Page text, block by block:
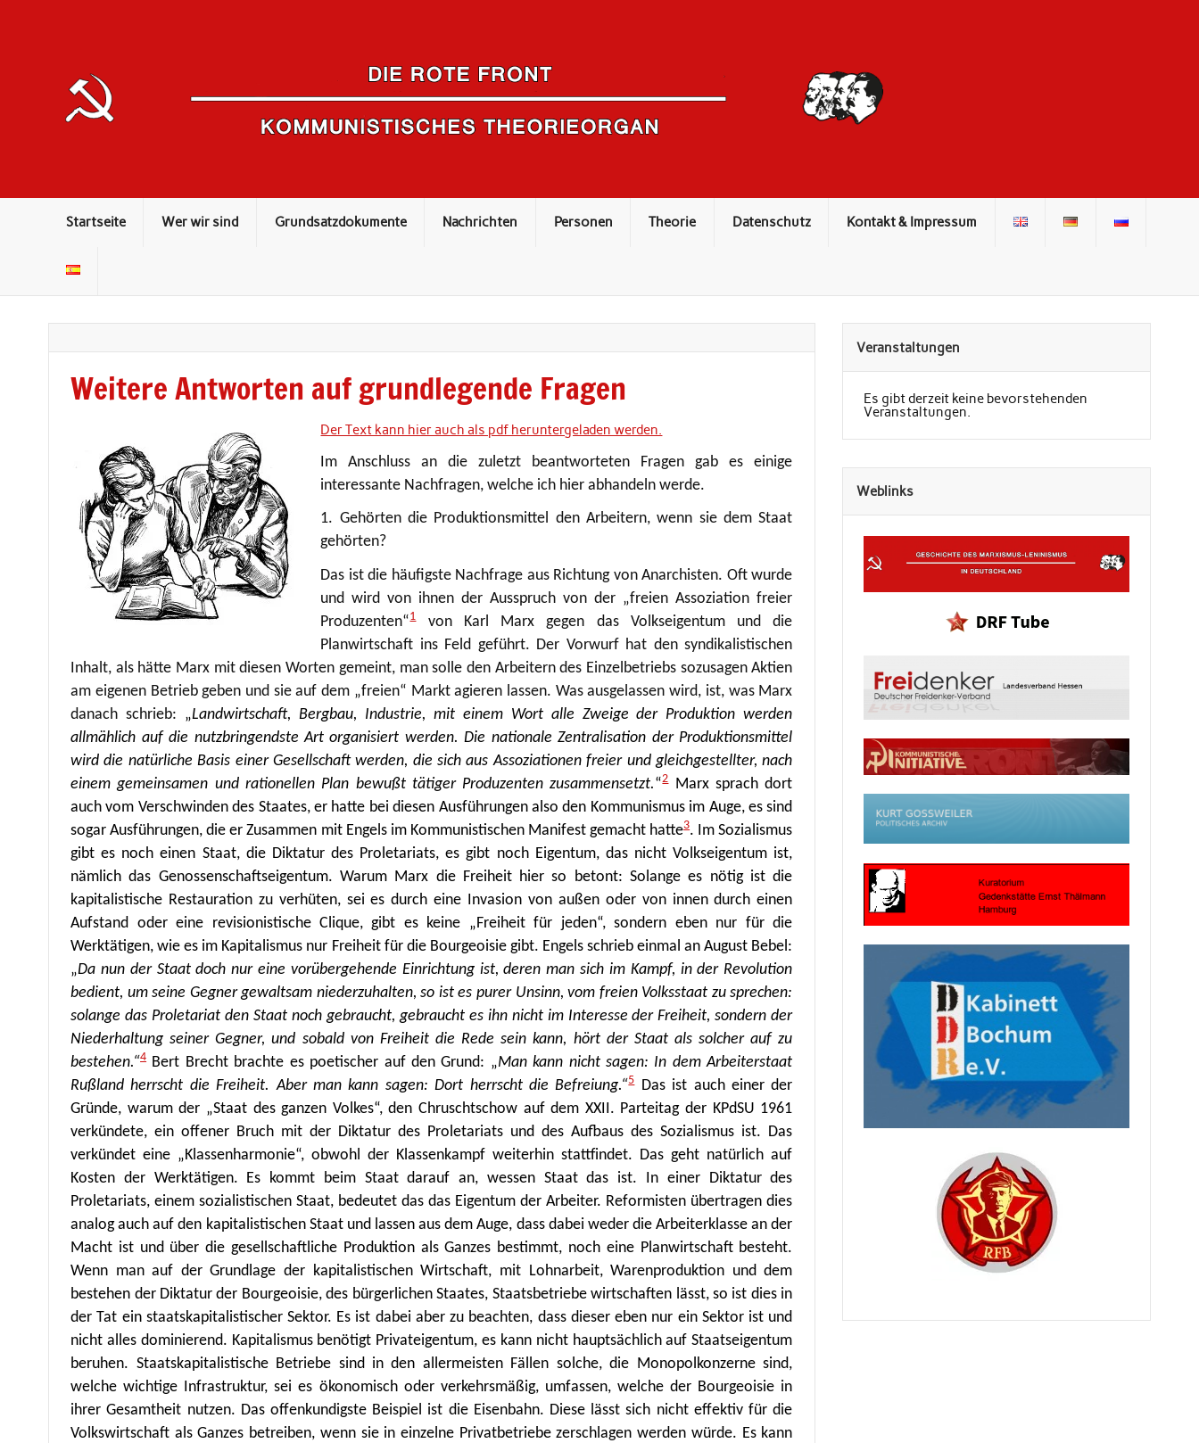
Startseite Wer wir sind Grundsatzdokumente Nachrichten Personen Theorie Datenschutz Kontakt & Impressum
Weitere Antworten auf grundlegende Fragen
Der Text kann hier auch als pdf heruntergeladen werden.
Im Anschluss an die zuletzt beantworteten Fragen gab es einige
interessante Nachfragen, welche ich hier abhandeln werde.
1. Gehörten die Produktionsmittel den Arbeitern, wenn sie dem Staat
gehörten?
Das ist die häufigste Nachfrage aus Richtung von Anarchisten. Oft wurde
und wird von ihnen der Ausspruch von der „freien Assoziation freier
Produzenten“1von Karl Marx gegen das Volkseigentum und die
Planwirtschaft ins Feld geführt. Der Vorwurf hat den syndikalistischen
Inhalt, als hätte Marx mit diesen Worten gemeint, man solle den Arbeitern des Einzelbetriebs sozusagen Aktien
am eigenen Betrieb geben und sie auf dem „freien“ Markt agieren lassen. Was ausgelassen wird, ist, was Marx
danach schrieb: „Landwirtschaft, Bergbau, Industrie, mit einem Wort alle Zweige der Produktion werden
allmählich auf die nutzbringendste Art organisiert werden. Die nationale Zentralisation der Produktionsmittel
wird die natürliche Basis einer Gesellschaft werden, die sich aus Assoziationen freier und gleichgestellter, nach
einem gemeinsamen und rationellen Plan bewußt tätiger Produzenten zusammensetzt.“2Marx sprach dort
auch vom Verschwinden des Staates, er hatte bei diesen Ausführungen also den Kommunismus im Auge, es sind
sogar Ausführungen, die er Zusammen mit Engels im Kommunistischen Manifest gemacht hatte3. Im Sozialismus
gibt es noch einen Staat, die Diktatur des Proletariats, es gibt noch Eigentum, das nicht Volkseigentum ist,
nämlich das Genossenschaftseigentum. Warum Marx die Freiheit hier so betont: Solange es nötig ist die
kapitalistische Restauration zu verhüten, sei es durch eine Invasion von außen oder von innen durch einen
Aufstand oder eine revisionistische Clique, gibt es keine „Freiheit für jeden“, sondern eben nur für die
Werktätigen, wie es im Kapitalismus nur Freiheit für die Bourgeoisie gibt. Engels schrieb einmal an August Bebel:
„Da nun der Staat doch nur eine vorübergehende Einrichtung ist, deren man sich im Kampf, in der Revolution
bedient, um seine Gegner gewaltsam niederzuhalten, so ist es purer Unsinn, vom freien Volksstaat zu sprechen:
solange das Proletariat den Staat noch gebraucht, gebraucht es ihn nicht im Interesse der Freiheit, sondern der
Niederhaltung seiner Gegner, und sobald von Freiheit die Rede sein kann, hört der Staat als solcher auf zu
bestehen.“4 Bert Brecht brachte es poetischer auf den Grund: „Man kann nicht sagen: In dem Arbeiterstaat
Rußland herrscht die Freiheit. Aber man kann sagen: Dort herrscht die Befreiung.“5
Das ist auch einer der
Gründe, warum der „Staat des ganzen Volkes“, den Chruschtschow auf dem XXII. Parteitag der KPdSU 1961
verkündete, ein offener Bruch mit der Diktatur des Proletariats und des Aufbaus des Sozialismus ist. Das
verkündet eine „Klassenharmonie“, obwohl der Klassenkampf weiterhin stattfindet. Das geht natürlich auf
Kosten der Werktätigen. Es kommt beim Staat darauf an, wessen Staat das ist. In einer Diktatur des
Proletariats, einem sozialistischen Staat, bedeutet das das Eigentum der Arbeiter. Reformisten übertragen dies
analog auch auf den kapitalistischen Staat und lassen aus dem Auge, dass dabei weder die Arbeiterklasse an der
Macht ist und über die gesellschaftliche Produktion als Ganzes bestimmt, noch eine Planwirtschaft besteht.
Wenn man auf der Grundlage der kapitalistischen Wirtschaft, mit Lohnarbeit, Warenproduktion und dem
bestehen der Diktatur der Bourgeoisie, des bürgerlichen Staates, Staatsbetriebe wirtschaften lässt, so ist dies in
der Tat ein staatskapitalistischer Sektor. Es ist dabei aber zu beachten, dass dieser eben nur ein Sektor ist und
nicht alles dominierend. Kapitalismus benötigt Privateigentum, es kann nicht hauptsächlich auf Staatseigentum
beruhen. Staatskapitalistische Betriebe sind in den allermeisten Fällen solche, die Monopolkonzerne sind,
welche wichtige Infrastruktur, sei es ökonomisch oder verkehrsmäßig, umfassen, welche der Bourgeoisie in
ihrer Gesamtheit nutzen. Das offenkundigste Beispiel ist die Eisenbahn. Diese lässt sich nicht effektiv für die
Volkswirtschaft als Ganzes betreiben, wenn sie in einzelne Privatbetriebe zerschlagen werden würde. Es kann
Veranstaltungen
Es gibt derzeit keine bevorstehenden
Veranstaltungen.
Weblinks